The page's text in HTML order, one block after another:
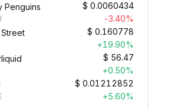
Penguins
$ 0.0060434
-3.40%
$ 0.160778
+19.90%
$ 56.47
+0.50%
$ 0.01212852
+5.60%